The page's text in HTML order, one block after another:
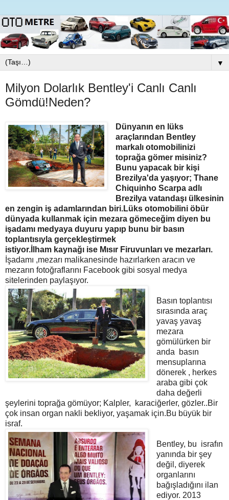
▼
Milyon Dolarlık Bentley'i Canlı Canlı
Gömdü!Neden?
Dünyanın en lüks
araçlarından Bentley
markalı otomobilinizi
toprağa gömer misiniz?
Bunu yapacak bir kişi
Brezilya'da yaşıyor; Thane
Chiquinho Scarpa adlı
Brezilya vatandaşı ülkesinin
en zengin iş adamlarından biri.Lüks otomobilini öbür
dünyada kullanmak için mezara gömeceğim diyen bu
işadamı medyaya duyuru yapıp bunu bir basın
toplantısıyla gerçekleştirmek
istiyor.İlham kaynağı ise Mısır Firuvunları ve mezarları.
İşadamı ,mezarı malikanesinde hazırlarken aracın ve
mezarın fotoğraflarını Facebook gibi sosyal medya
sitelerinden paylaşıyor.
Basın toplantısı
sırasında araç
yavaş yavaş
mezara
gömülürken bir
anda basın
mensuplarına
dönerek , herkes
araba gibi çok
daha değerli
şeylerini toprağa gömüyor; Kalpler, karaciğerler, gözler..Bir
çok insan organ nakli bekliyor, yaşamak için.Bu büyük bir
israf.
Bentley, bu israfın
yanında bir şey
değil, diyerek
organlarını
bağışladığını ilan
ediyor. 2013